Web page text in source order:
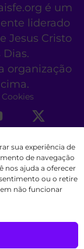
sua experiência de
de navegação
nos ajuda a oferecer
ou o retire
não funcionar
é um
liderado
Jesus Cristo
organização